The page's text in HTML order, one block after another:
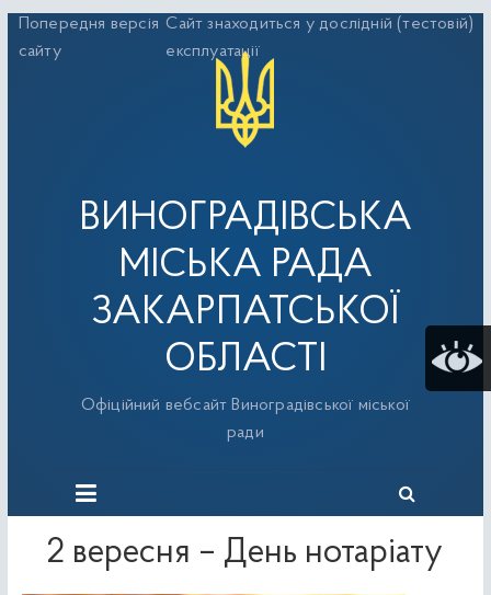
Перейти
до
Попередня версія
сайту
Сайт знаходиться у дослідній (тестовій)
експлуатації
ВИНОГРАДІВСЬКА
МІСЬКА РАДА
ЗАКАРПАТСЬКОЇ
ОБЛАСТІ
Офіційний вебсайт Виноградівської міської
ради
2 вересня – День нотаріату